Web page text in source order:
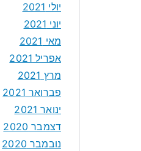
יולי 2021
יוני 2021
מאי 2021
אפריל 2021
מרץ 2021
פברואר 2021
ינואר 2021
דצמבר 2020
נובמבר 2020